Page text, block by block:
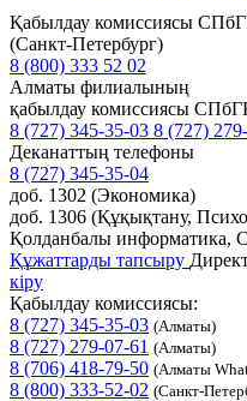
Қабылдау комиссиясы
(Санкт-Петербург)
8 (800) 333 52 02
Алматы филиалының
қабылдау комиссиясы
8 (727) 345-35-03 8 (727)
Деканаттың телефоны
8 (727) 345-35-04
доб. 1302 (Экономика)
доб. 1306 (Құқықтану,
Қолданбалы информатика,
Құжаттарды тапсыру
кіру
Қабылдау комиссиясы:
8 (727) 345-35-03 (Алматы)
8 (727) 279-07-61 (Алматы)
8 (706) 418-79-50 (Алматы
8 (800) 333-52-02 (Санкт-